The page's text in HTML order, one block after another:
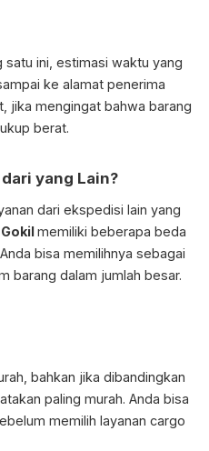
satu ini, estimasi waktu yang
ke alamat penerima
jika mengingat bahwa barang
berat.
yang Lain?
dari ekspedisi lain yang
memiliki beberapa beda
bisa memilihnya sebagai
barang dalam jumlah besar.
bahkan jika dibandingkan
paling murah. Anda bisa
memilih layanan cargo